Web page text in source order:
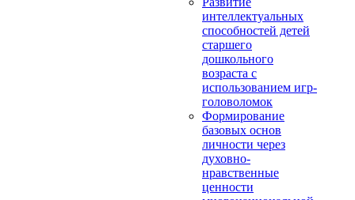
интеллектуальных
способностей детей
старшего
дошкольного
возраста с
использованием игр-
головоломок
Формирование
базовых основ
личности через
духовно-
нравственные
ценности